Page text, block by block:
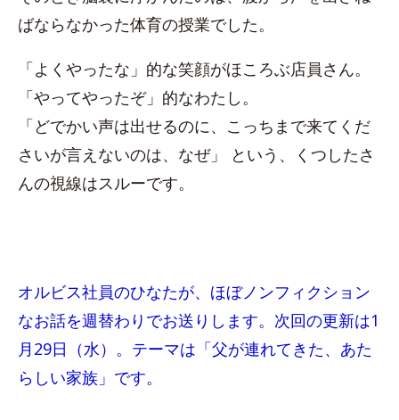
ばならなかった体育の授業でした。
「よくやったな」的な笑顔がほころぶ店員さん。
「やってやったぞ」的なわたし。
「どでかい声は出せるのに、こっちまで来てくだ
さいが言えないのは、なぜ」 という、くつしたさ
んの視線はスルーです。
オルビス社員のひなたが、ほぼノンフィクション
なお話を週替わりでお送りします。次回の更新は1
月29日（水）。テーマは「父が連れてきた、あた
らしい家族」です。